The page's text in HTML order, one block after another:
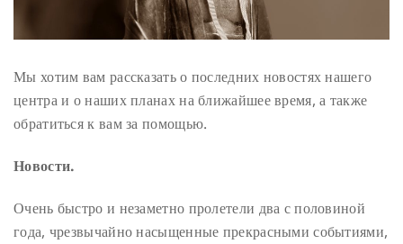
Мы хотим вам рассказать о последних новостях нашего
центра и о наших планах на ближайшее время, а также
обратиться к вам за помощью.
Новости.
Очень быстро и незаметно пролетели два с половиной
года, чрезвычайно насыщенные прекрасными событиями,